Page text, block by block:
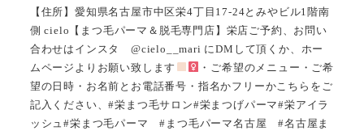
【住所】愛知県名古屋市中区栄4丁目17-24とみやビル1階南
側 cielo【まつ毛パーマ＆脱毛専門店】栄店ご予約、お問い
合わせはインスタ @cielo__mari にDMして頂くか、ホー
ムページよりお願い致します
・ご希望のメニュー・ご希
望の日時・お名前とお電話番号・指名かフリーかこちらをご
記入ください、#栄まつ毛サロン#栄まつげパーマ#栄アイラ
ッシュ#栄まつ毛パーマ #まつ毛パーマ名古屋 #名古屋ま